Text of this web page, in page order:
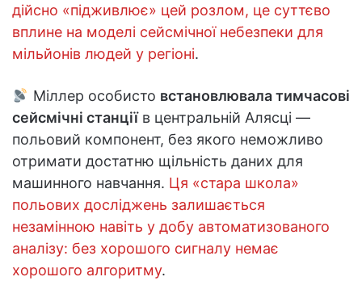
дійсно «підживлює» цей розлом, це суттєво
вплине на моделі сейсмічної небезпеки для
мільйонів людей у регіоні.
Міллер особисто встановлювала тимчасові
сейсмічні станціїв центральній Алясці —
польовий компонент, без якого неможливо
отримати достатню щільність даних для
машинного навчання. Ця «стара школа»
польових досліджень залишається
незамінною навіть у добу автоматизованого
аналізу: без хорошого сигналу немає
хорошого алгоритму.